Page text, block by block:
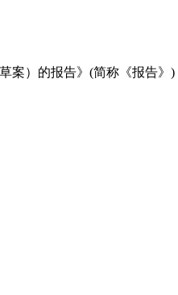
案）的报告》(简称《报告》